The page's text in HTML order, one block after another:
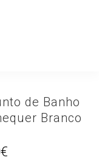
de Banho
Branco
€